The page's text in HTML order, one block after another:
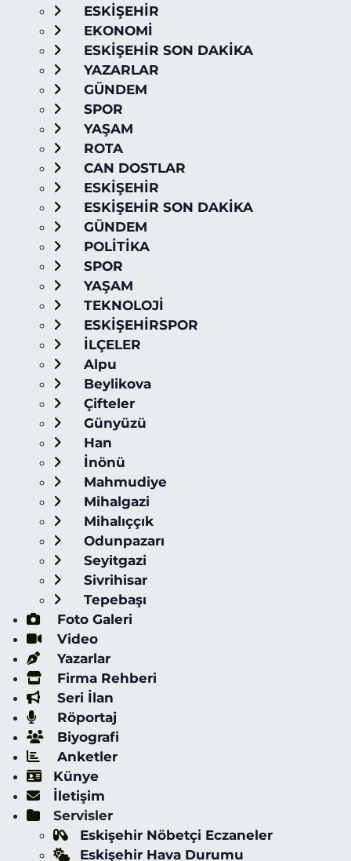
ESKİŞEHİR
EKONOMİ
ESKİŞEHİR SON DAKİKA
YAZARLAR
GÜNDEM
SPOR
YAŞAM
ROTA
CAN DOSTLAR
ESKİŞEHİR
ESKİŞEHİR SON DAKİKA
GÜNDEM
POLİTİKA
SPOR
YAŞAM
TEKNOLOJİ
ESKİŞEHİRSPOR
İLÇELER
Alpu
Beylikova
Çifteler
Günyüzü
Han
İnönü
Mahmudiye
Mihalgazi
Mihalıççık
Odunpazarı
Seyitgazi
Sivrihisar
Tepebaşı
Foto Galeri
Video
Yazarlar
Firma Rehberi
Seri İlan
Röportaj
Biyografi
Anketler
Künye
İletişim
Servisler
Eskişehir Nöbetçi Eczaneler
Eskişehir Hava Durumu